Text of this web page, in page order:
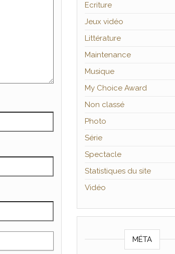
Ecriture
Jeux vidéo
Littérature
Maintenance
Musique
My Choice Award
Non classé
Photo
Série
Spectacle
Statistiques du site
Vidéo
MÉTA